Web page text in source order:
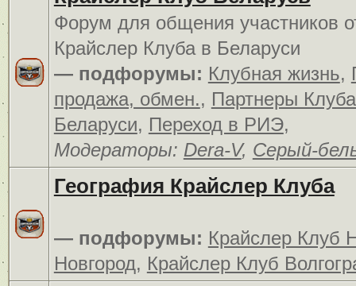
Форум для общения участников
Крайслер Клуба в Беларуси
— подфорумы: Клубная жизнь,
продажа, обмен., Партнеры
Беларуси, Переход в РИЭ,
Модераторы: Dera-V, Серый-
География Крайслер Клуба
— подфорумы: Крайслер Клуб
Новгород, Крайслер Клуб